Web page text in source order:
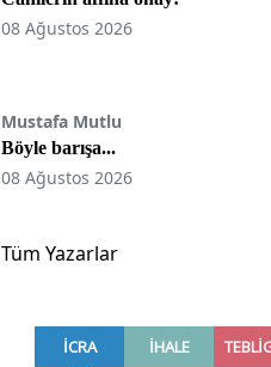
08 Ağustos 2026
Mustafa Mutlu
Böyle barışa...
08 Ağustos 2026
Tüm Yazarlar